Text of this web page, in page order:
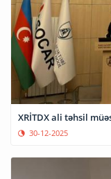
XRİTDX ali təhsil
30-12-2025